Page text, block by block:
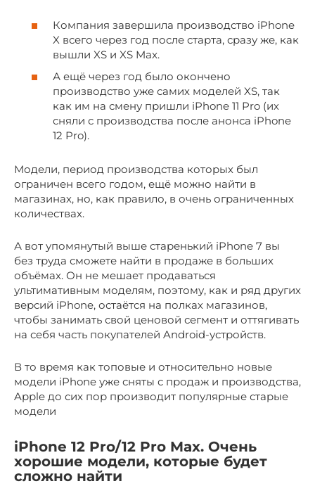
Компания завершила производство iPhone
X всего через год после старта, сразу же, как
вышли XS и XS Max.
А ещё через год было окончено
производство уже самих моделей XS, так
как им на смену пришли iPhone 11 Pro (их
сняли с производства после анонса iPhone
12 Pro).
Модели, период производства которых был
ограничен всего годом, ещё можно найти в
магазинах, но, как правило, в очень ограниченных
количествах.
А вот упомянутый выше старенький iPhone 7 вы
без труда сможете найти в продаже в больших
объёмах. Он не мешает продаваться
ультимативным моделям, поэтому, как и ряд других
версий iPhone, остаётся на полках магазинов,
чтобы занимать свой ценовой сегмент и оттягивать
на себя часть покупателей Android-устройств.
В то время как топовые и относительно новые
модели iPhone уже сняты с продаж и производства,
Apple до сих пор производит популярные старые
модели
iPhone 12 Pro/12 Pro Max. Очень
хорошие модели, которые будет
сложно найти